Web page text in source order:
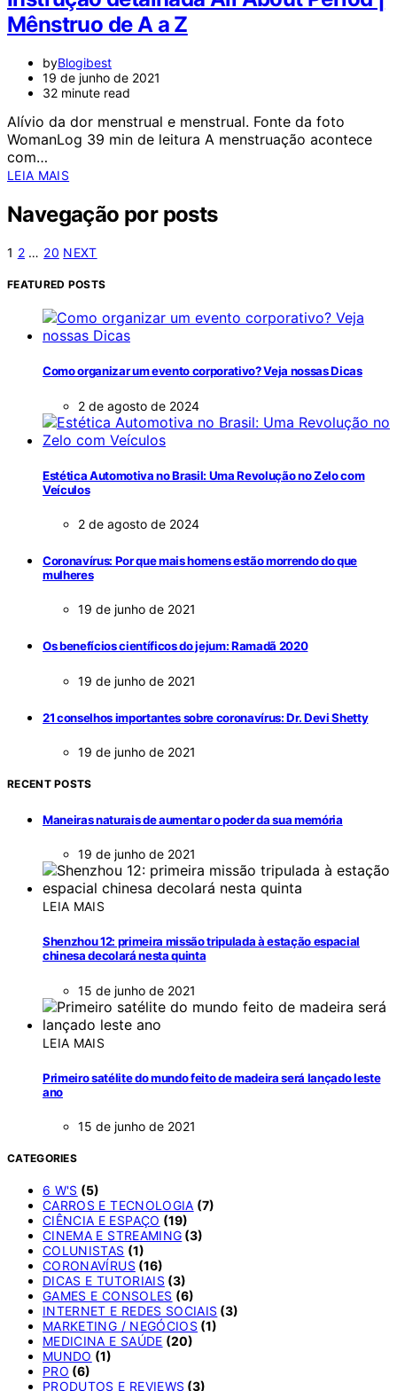
Mênstruo de A a Z
byBlogibest
19 de junho de 2021
32 minute read
Alívio da dor menstrual e menstrual. Fonte da foto
WomanLog 39 min de leitura A menstruação acontece
com…
LEIA MAIS
Navegação por posts
1 2 … 20 NEXT
FEATURED POSTS
Como organizar um evento corporativo? Veja nossas Dicas
2 de agosto de 2024
Estética Automotiva no Brasil: Uma Revolução no Zelo com
Veículos
2 de agosto de 2024
Coronavírus: Por que mais homens estão morrendo do que
mulheres
19 de junho de 2021
Os benefícios científicos do jejum: Ramadã 2020
19 de junho de 2021
21 conselhos importantes sobre coronavírus: Dr. Devi Shetty
19 de junho de 2021
RECENT POSTS
Maneiras naturais de aumentar o poder da sua memória
19 de junho de 2021
LEIA MAIS
Shenzhou 12: primeira missão tripulada à estação espacial
chinesa decolará nesta quinta
15 de junho de 2021
LEIA MAIS
Primeiro satélite do mundo feito de madeira será lançado leste
ano
15 de junho de 2021
CATEGORIES
6 W'S (5)
CARROS E TECNOLOGIA (7)
CIÊNCIA E ESPAÇO (19)
CINEMA E STREAMING (3)
COLUNISTAS (1)
CORONAVÍRUS (16)
DICAS E TUTORIAIS (3)
GAMES E CONSOLES (6)
INTERNET E REDES SOCIAIS (3)
MARKETING / NEGÓCIOS (1)
MEDICINA E SAÚDE (20)
MUNDO (1)
PRO (6)
PRODUTOS E REVIEWS (3)